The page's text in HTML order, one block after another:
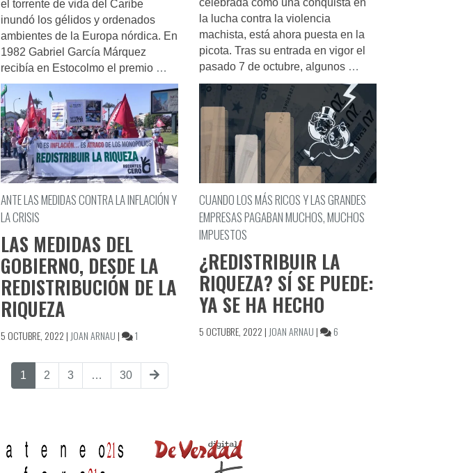
CONQUISTÓ
SU
EN
EL
MUNDO
el torrente de vida del Caribe
inundó los gélidos y ordenados
ambientes de la Europa nórdica. En
1982 Gabriel García Márquez
recibía en Estocolmo el premio …
SÍ,
UNA
DEFENDER
celebrada como una conquista en
la lucha contra la violencia
machista, está ahora puesta en la
picota. Tras su entrada en vigor el
pasado 7 de octubre, algunos …
ANTE LAS MEDIDAS CONTRA LA INFLACIÓN Y
LA CRISIS
LAS MEDIDAS DEL
GOBIERNO, DESDE LA
REDISTRIBUCIÓN DE LA
RIQUEZA
5 OCTUBRE, 2022 | JOAN ARNAU | 1EN
MEDIDAS
REDISTRIBUCIÓN
CUANDO LOS MÁS RICOS Y LAS GRANDES
EMPRESAS PAGABAN MUCHOS, MUCHOS
IMPUESTOS
¿REDISTRIBUIR LA
RIQUEZA? SÍ SE PUEDE:
YA SE HA HECHO
5 OCTUBRE, 2022 | JOAN ARNAU | 6EN
1 2 3 … 30